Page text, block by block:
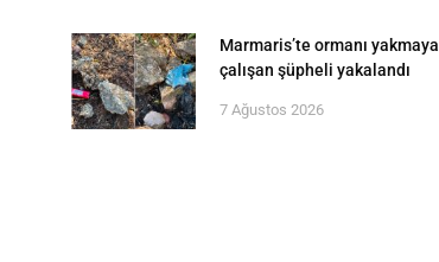
Marmaris’te ormanı yakmaya
çalışan şüpheli yakalandı
7 Ağustos 2026